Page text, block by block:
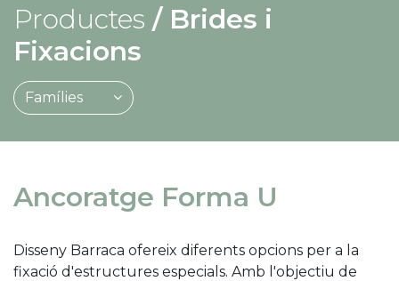
Productes / Brides i
Fixacions
Famílies
Ancoratge Forma U
Disseny Barraca ofereix diferents opcions per a la
fixació d'estructures especials. Amb l'objectiu de